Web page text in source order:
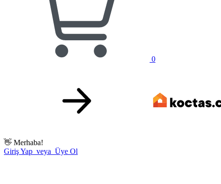
0
👋 Merhaba!
Giriş Yap veya Üye Ol